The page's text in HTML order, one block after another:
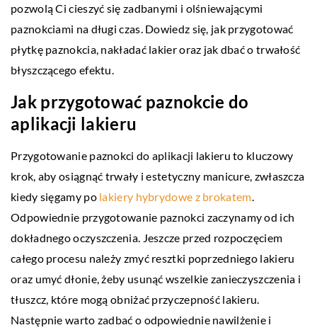
pozwolą Ci cieszyć się zadbanymi i olśniewającymi
paznokciami na długi czas. Dowiedz się, jak przygotować
płytkę paznokcia, nakładać lakier oraz jak dbać o trwałość
błyszczącego efektu.
Jak przygotować paznokcie do
aplikacji lakieru
Przygotowanie paznokci do aplikacji lakieru to kluczowy
krok, aby osiągnąć trwały i estetyczny manicure, zwłaszcza
kiedy sięgamy po lakiery hybrydowe z brokatem
Odpowiednie przygotowanie paznokci zaczynamy od ich
dokładnego oczyszczenia. Jeszcze przed rozpoczęciem
całego procesu należy zmyć resztki poprzedniego lakieru
oraz umyć dłonie, żeby usunąć wszelkie zanieczyszczenia i
tłuszcz, które mogą obniżać przyczepność lakieru.
Następnie warto zadbać o odpowiednie nawilżenie i